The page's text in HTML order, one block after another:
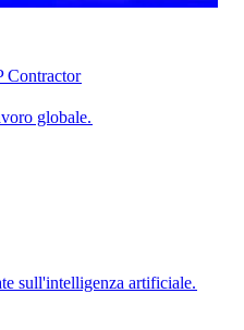
Contractor​​
globale.​​
sull'intelligenza artificiale.​​